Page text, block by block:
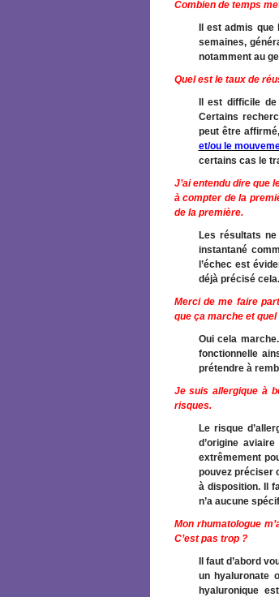
Combien de temps
Il est admis
semaines,
notamment au
Quel est le taux de
Il est difficile
Certains
peut être
et/ou le
certains cas le
J’ai entendu dire que
à compter de la
de la première.
Les résultats
instantané
l’échec est
déjà précisé cela.
Merci de me faire
que ça marche et
Oui cela
fonctionnelle
prétendre à
Je suis allergique à
risques.
Le risque
d’origine
extrêmement
pouvez préciser
à disposition. Il
n’a aucune
Mon rhumatologue
C’est pas trop ?
Il faut d’abord
un hyaluronate
hyaluronique